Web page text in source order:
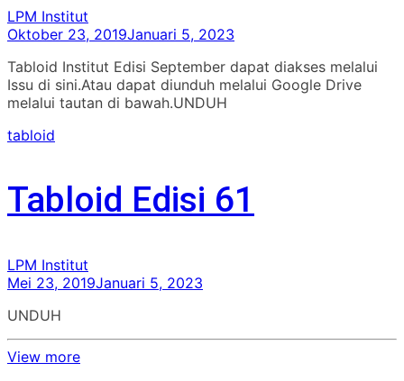
LPM Institut
Oktober 23, 2019Januari 5, 2023
Tabloid Institut Edisi September dapat diakses melalui
Issu di sini.Atau dapat diunduh melalui Google Drive
melalui tautan di bawah.UNDUH
tabloid
Tabloid Edisi 61
LPM Institut
Mei 23, 2019Januari 5, 2023
UNDUH
View more